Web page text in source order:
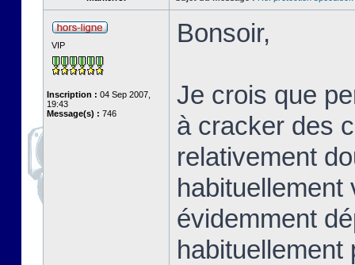
VIP
Inscription : 04 Sep 2007,
19:43
Message(s) : 746
Bonsoir,
Je crois que
à cracker des
relativement
habituellement
évidemment